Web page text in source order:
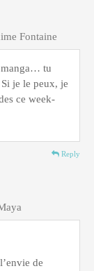
Fontaine
manga… tu
je le peux, je
ce week-
Reply
de